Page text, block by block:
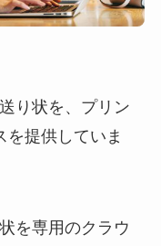
り状を、プリン
を提供していま
を専用のクラウ